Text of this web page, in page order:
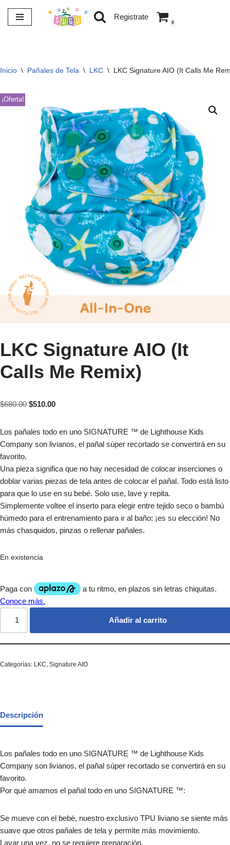
Saltar
Registrate
0
Inicio \ Pañales de Tela \ LKC \ LKC Signature AIO (It Calls Me
¡Oferta!
LKC Signature AIO (It
Calls Me Remix)
$680.00 $510.00
Los pañales todo en uno SIGNATURE ™ de Lighthouse Kids
Company son livianos, el pañal súper recortado se convertirá en su
favorito.
Una pieza significa que no hay necesidad de colocar inserciones o
doblar varias piezas de tela antes de colocar el pañal. Todo está listo
para que lo use en su bebé. Solo use, lave y repita.
Simplemente voltee el inserto para elegir entre tejido seco o bambú
húmedo para el entrenamiento para ir al baño: ¡es su elección! No
más chasquidos, pinzas o rellenar pañales.
En existencia
Añadir al carrito
Categorías: LKC Signature AIO
Descripción
Los pañales todo en uno SIGNATURE ™ de Lighthouse Kids
Company son livianos, el pañal súper recortado se convertirá en su
favorito.
Por qué amamos el pañal todo en uno SIGNATURE ™:
Se mueve con el bebé, nuestro exclusivo TPU liviano se siente más
suave que otros pañales de tela y permite más movimiento.
Lavar una vez, no se requiere preparación.